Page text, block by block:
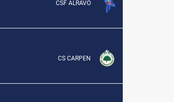
CSF ALRAVO
CS CARPEN